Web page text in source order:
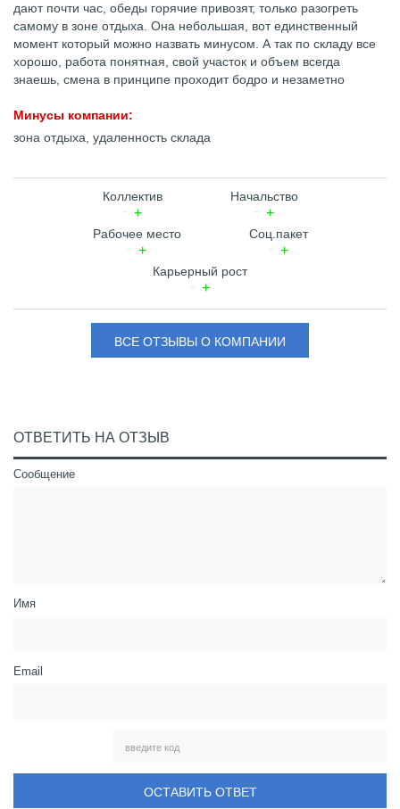
дают почти час, обеды горячие привозят, только разогреть
самому в зоне отдыха. Она небольшая, вот единственный
момент который можно назвать минусом. А так по складу все
хорошо, работа понятная, свой участок и объем всегда
знаешь, смена в принципе проходит бодро и незаметно
Минусы компании:
зона отдыха, удаленность склада
Коллектив Начальство
Рабочее место Соц.пакет
Карьерный рост
ВСЕ ОТЗЫВЫ О КОМПАНИИ
ОТВЕТИТЬ НА ОТЗЫВ
Сообщение
Имя
Email
ОСТАВИТЬ ОТВЕТ